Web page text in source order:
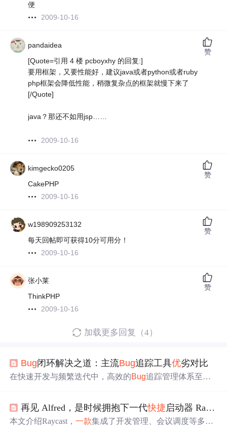
便
2009-10-16
pandaidea
[Quote=引用 4 楼 pcboyxhy 的回复:]
要用框架，又要性能好，建议java或者python或者ruby
php框架会降低性能，稍微复杂点的框架就慢下来了
[/Quote]
java？那还不如用jsp……
2009-10-16
赞
kimgecko0205
CakePHP
2009-10-16
赞
w198909253132
每天回帖即可获得10分可用分！
2009-10-16
赞
张小莱
ThinkPHP
2009-10-16
赞
加载更多回复（4）
Bug闭环解决之道：主流Bug追踪工具优劣对比
在快速开发与频繁迭代中，高效的Bug追踪管理体系至关
如板栗看板、Jira等，各有特点，适合不同规模和需求的团
队。
再见 Alfred，是时候拥抱下一代快捷 启动器 Raycast 了
本文介绍Raycast，一款集成了开发管理、会议调度等多功